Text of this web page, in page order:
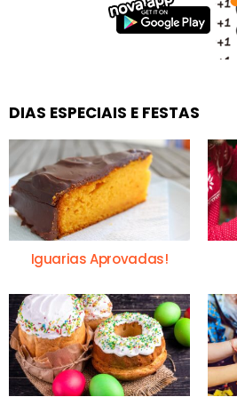
DIAS ESPECIAIS E FESTAS
Iguarias Aprovadas!